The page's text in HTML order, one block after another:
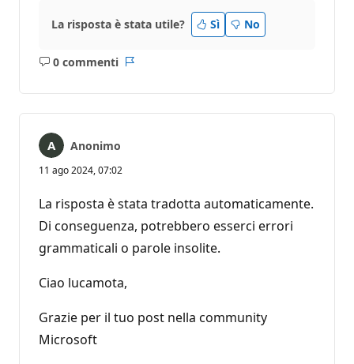
La risposta è stata utile? Sì No
0 commenti
Nessun
Anonimo
11 ago 2024, 07:02
La risposta è stata tradotta automaticamente.
Di conseguenza, potrebbero esserci errori
grammaticali o parole insolite.
Ciao lucamota,
Grazie per il tuo post nella community
Microsoft